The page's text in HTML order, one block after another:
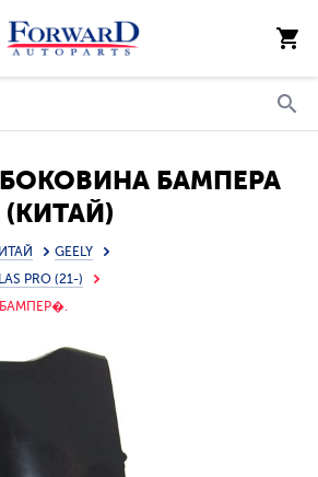
БОКОВИНА БАМПЕРА
GEELY
PRO (21-)
БАМПЕР�.